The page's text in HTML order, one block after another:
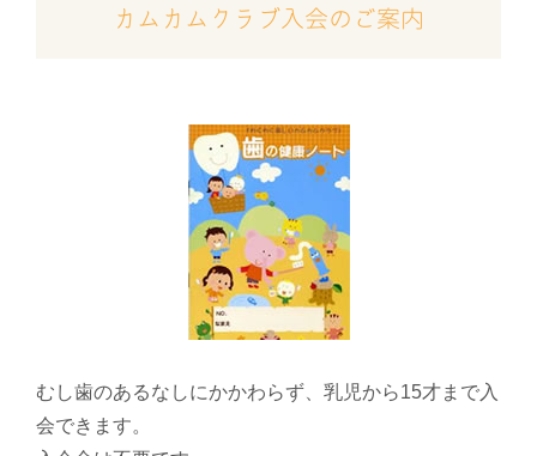
カムカムクラブ入会のご案内
むし歯のあるなしにかかわらず、乳児から15才まで入
会できます。